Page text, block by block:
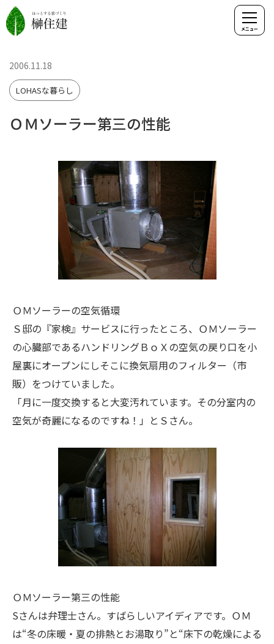
ＯＭソーラー第三の性能
2006.11.18
LOHASな暮らし
ＯＭソーラーの空気循環
Ｓ邸の『家検』サービスに行ったところ、ＯＭソーラー
の心臓部であるハンドリングＢｏＸの空気の戻り口を小
屋裏にオープンにしそこに換気扇用のフィルター（市
販）をつけていました。
「月に一度交換すると大変汚れています。その分室内の
空気が奇麗になるのですね！」とＳさん。
ＯＭソーラー第三の性能
Sさんは弁理士さん。すばらしいアイディアです。ＯＭ
は“冬の床暖・夏の排熱とお湯取り”と“床下の乾燥による